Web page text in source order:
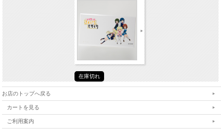
在庫切れ
お店のトップへ戻る
カートを見る
ご利用案内